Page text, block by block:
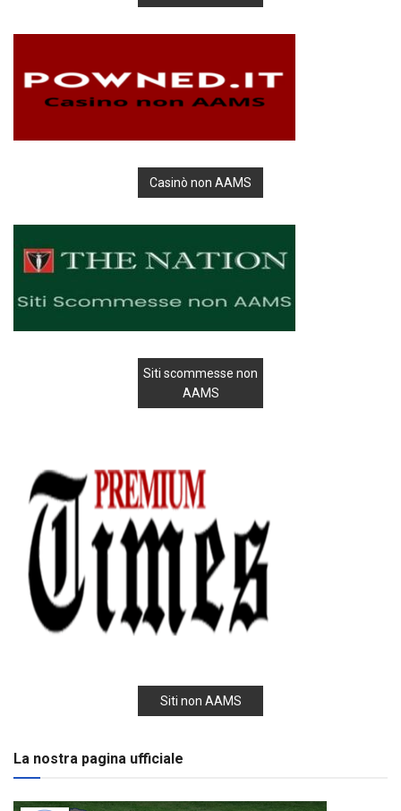
Casinò non AAMS
Siti scommesse non
AAMS
Siti non AAMS
La nostra pagina ufficiale